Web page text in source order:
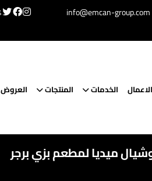
info@emcan-group.com
الاعمال الخدمات المنتجات العروض
ميديا لمطعم بزي برجر